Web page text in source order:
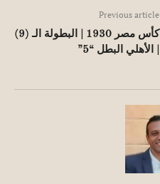
Previous article
كأس مصر 1930 | البطولة الـ (9)
| الأهلي البطل “5”